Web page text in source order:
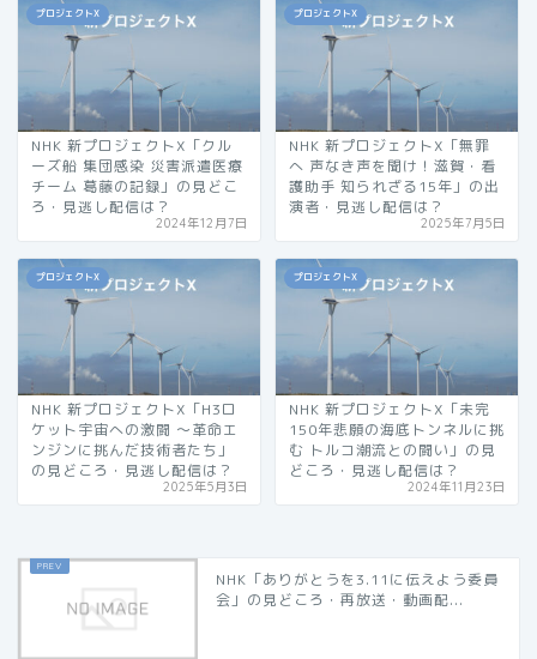
プロジェクトX
NHK 新プロジェクトX「クル
ーズ船 集団感染 災害派遣医療
チーム 葛藤の記録」の見どこ
ろ・見逃し配信は？
2024年12月7日
プロジェクトX
NHK 新プロジェクトX「無罪
へ 声なき声を聞け！滋賀・看
護助手 知られざる15年」の出
演者・見逃し配信は？
2025年7月5日
プロジェクトX
NHK 新プロジェクトX「H3ロ
ケット宇宙への激闘 〜革命エ
ンジンに挑んだ技術者たち」
の見どころ・見逃し配信は？
2025年5月3日
プロジェクトX
NHK 新プロジェクトX「未完
150年悲願の海底トンネルに挑
む トルコ潮流との闘い」の見
どころ・見逃し配信は？
2024年11月23日
NHK「ありがとうを3.11に伝えよう委員
会」の見どころ・再放送・動画配...